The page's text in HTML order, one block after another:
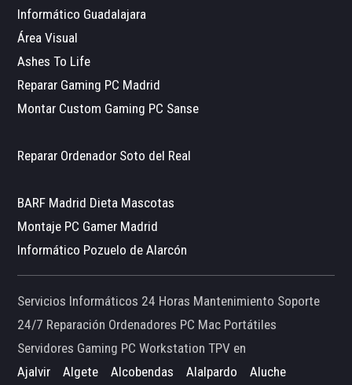
Informático Guadalajara
Área Visual
Ashes To Life
Reparar Gaming PC Madrid
Montar Custom Gaming PC Sanse
Reparar Ordenador Soto del Real
BARF Madrid Dieta Mascotas
Montaje PC Gamer Madrid
Informático Pozuelo de Alarcón
Servicios Informáticos 24 Horas Mantenimiento Soporte
24/7 Reparación Ordenadores PC Mac Portátiles
Servidores Gaming PC Workstation TPV en
Ajalvir
Algete Alcobendas Alalpardo
Aluche